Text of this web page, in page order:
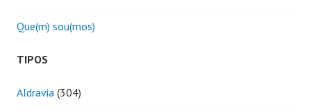
Que(m) sou(mos)
TIPOS
Aldravia (304)